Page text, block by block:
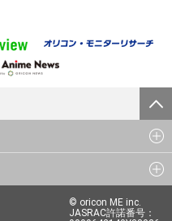
© oricon ME inc.
JASRAC許諾番号：